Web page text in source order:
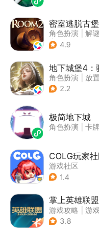
密室逃脱古
角色扮演 解
| 密室逃脱
4.9
角色扮演 放置
| 文字游戏
2.2
极简地下城
角色扮演 卡牌
COLG玩家
游戏社区
1.4
掌上英雄联盟
游戏攻略
游
3.8